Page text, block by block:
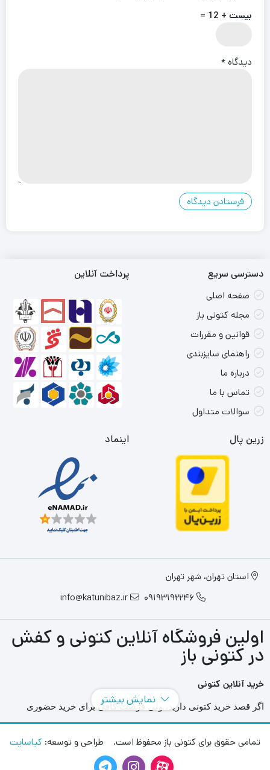
بیست + 12 =
دیدگاه*
دسترسی سریع
صفحه اصلی
مجله کتونی باز
قوانین و مقررات
راهنمای سایزبندی
درباره ما
تماس با ما
سوالات متداول
پرداخت آنلاین
زرین پال اینماد
استان تهران، شهر تهران
09193192246
info@katunibaz.ir
اولین فروشگاه آنلاین کتونی و کفش
در کتونی باز
خرید آنلاین کتونی
اگر قصد خرید کتونی دارید، ولی فرصت کافی برای خرید حضوری
ندارید سایت های آنلاین به کمک شما آمده اند و می توانید با مراجعه به
بزرگترین آنها را انتخاب کنید و در هر محل و هر زمانی بدون محدودیت
مدل های آن را مشاهده کنید و ویژگی هایش را مورد ارزیابی قرار
نمایش بیشتر
تمامی حقوق برای کتونی باز محفوظ است. طراحی و توسعه: کیاسایت